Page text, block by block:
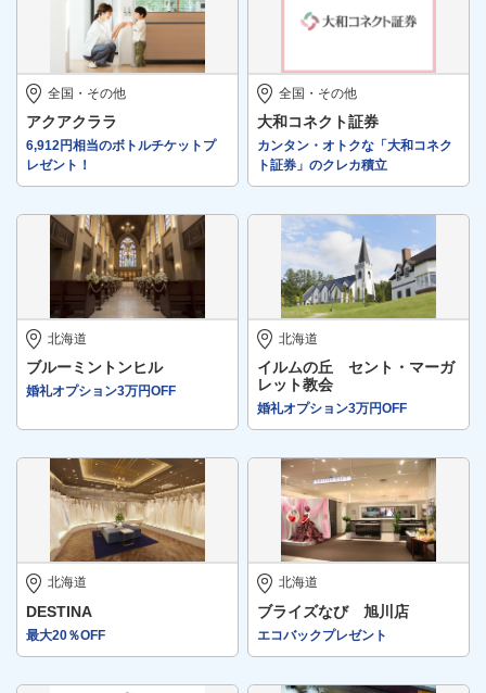
全国・その他
アクアクララ
6,912円相当のボトルチケットプ
レゼント！
全国・その他
大和コネクト証券
カンタン・オトクな「大和コネク
ト証券」のクレカ積立
北海道
ブルーミントンヒル
婚礼オプション3万円OFF
北海道
イルムの丘 セント・マーガ
レット教会
婚礼オプション3万円OFF
北海道
DESTINA
最大20％OFF
北海道
ブライズなび 旭川店
エコバックプレゼント